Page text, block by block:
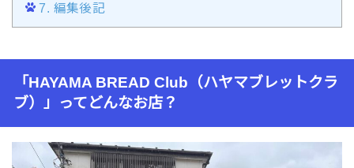
7. 編集後記
「HAYAMA BREAD Club（ハヤマブレットクラ
ブ）」ってどんなお店？